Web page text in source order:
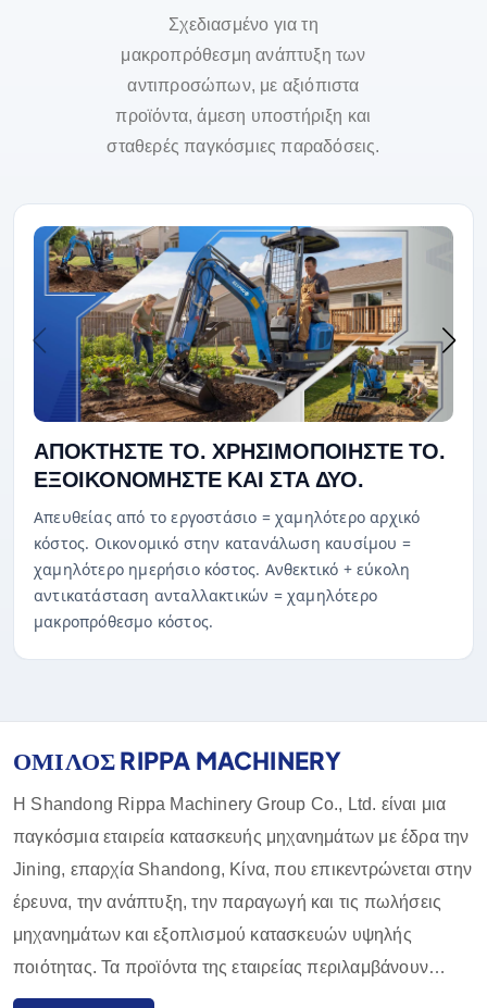
Σχεδιασμένο για τη
μακροπρόθεσμη ανάπτυξη των
αντιπροσώπων, με αξιόπιστα
προϊόντα, άμεση υποστήριξη και
σταθερές παγκόσμιες παραδόσεις.
ΑΠΟΚΤΗΣΤΕ ΤΟ. ΧΡΗΣΙΜΟΠΟΙΗΣΤΕ ΤΟ.
ΕΞΟΙΚΟΝΟΜΗΣΤΕ ΚΑΙ ΣΤΑ ΔΥΟ.
Απευθείας από το εργοστάσιο = χαμηλότερο αρχικό
κόστος. Οικονομικό στην κατανάλωση καυσίμου =
χαμηλότερο ημερήσιο κόστος. Ανθεκτικό + εύκολη
αντικατάσταση ανταλλακτικών = χαμηλότερο
μακροπρόθεσμο κόστος.
ΟΜΙΛΟΣ RIPPA MACHINERY
Η Shandong Rippa Machinery Group Co., Ltd. είναι μια
παγκόσμια εταιρεία κατασκευής μηχανημάτων με έδρα την
Jining, επαρχία Shandong, Κίνα, που επικεντρώνεται στην
έρευνα, την ανάπτυξη, την παραγωγή και τις πωλήσεις
μηχανημάτων και εξοπλισμού κατασκευών υψηλής
ποιότητας. Τα προϊόντα της εταιρείας περιλαμβάνουν
εκσκαφείς, φορτωτές, περονοφόρα ανυψωτικά